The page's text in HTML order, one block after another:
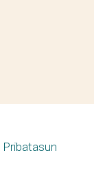
Pribatasun